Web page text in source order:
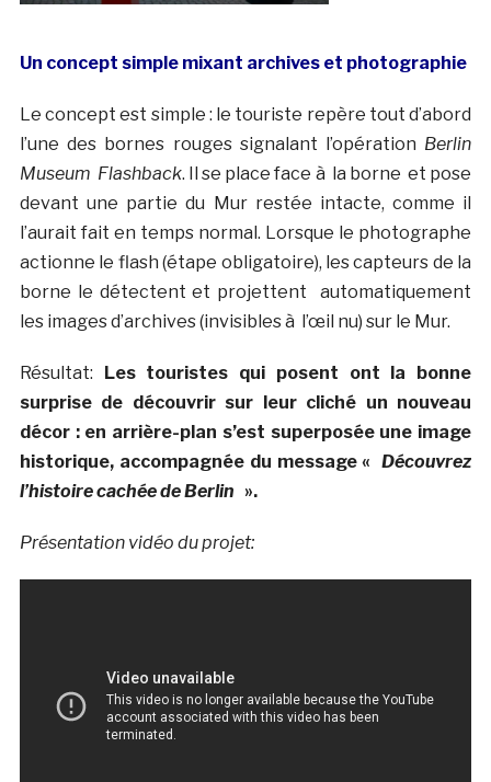
Un concept simple mixant archives et photographie
Le concept est simple : le touriste repère tout d’abord
l’une des bornes rouges signalant l’opération Berlin
Museum Flashback. Il se place face à la borne et pose
devant une partie du Mur restée intacte, comme il
l’aurait fait en temps normal. Lorsque le photographe
actionne le flash (étape obligatoire), les capteurs de la
borne le détectent et projettent automatiquement
les images d’archives (invisibles à l’œil nu) sur le Mur.
Résultat: Les touristes qui posent ont la bonne
surprise de découvrir sur leur cliché un nouveau
décor : en arrière-plan s’est superposée une image
historique, accompagnée du message «Découvrez
l’histoire cachée de Berlin ».
Présentation vidéo du projet: